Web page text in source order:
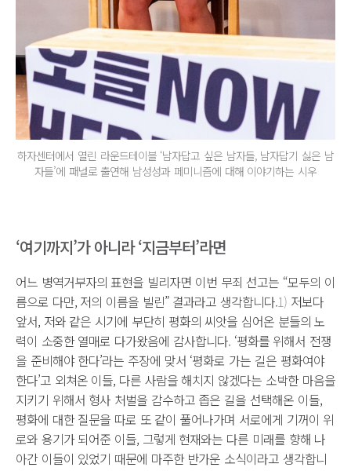
하자센터에서 열린 라운드테이블 ‘남자답고 싶은 남자들, 남자답기 싫은 남
자들’에 패널로 출연해 남성성과 페미니즘에 대해 이야기하는 시우
‘여기까지’가 아니라 ‘지금부터’라면
어느 병역거부자의 표현을 빌리자면 이번 무죄 선고는 “모두의 이
름으로 다만, 저의 이름을 빌린” 결과라고 생각합니다.1) 저보다
앞서, 저와 같은 시기에 부단히 평화의 씨앗을 심어온 분들의 노
력이 소중한 열매로 다가왔음에 감사합니다. ‘평화를 위해서 전쟁
을 준비해야 한다’라는 주장에 맞서 ‘평화로 가는 길은 평화여야
한다’고 외쳐온 이들, 다른 사람을 해치지 않겠다는 소박한 마음을
지키기 위해서 형사 처벌을 감수하고 좁은 길을 선택해온 이들,
평화에 대한 질문을 따로 또 같이 풀어나가며 서로에게 기꺼이 위
로와 용기가 되어준 이들, 그렇게 현재와는 다른 미래를 향해 나
아간 이들이 있었기 때문에 마주한 반가운 소식이라고 생각합니